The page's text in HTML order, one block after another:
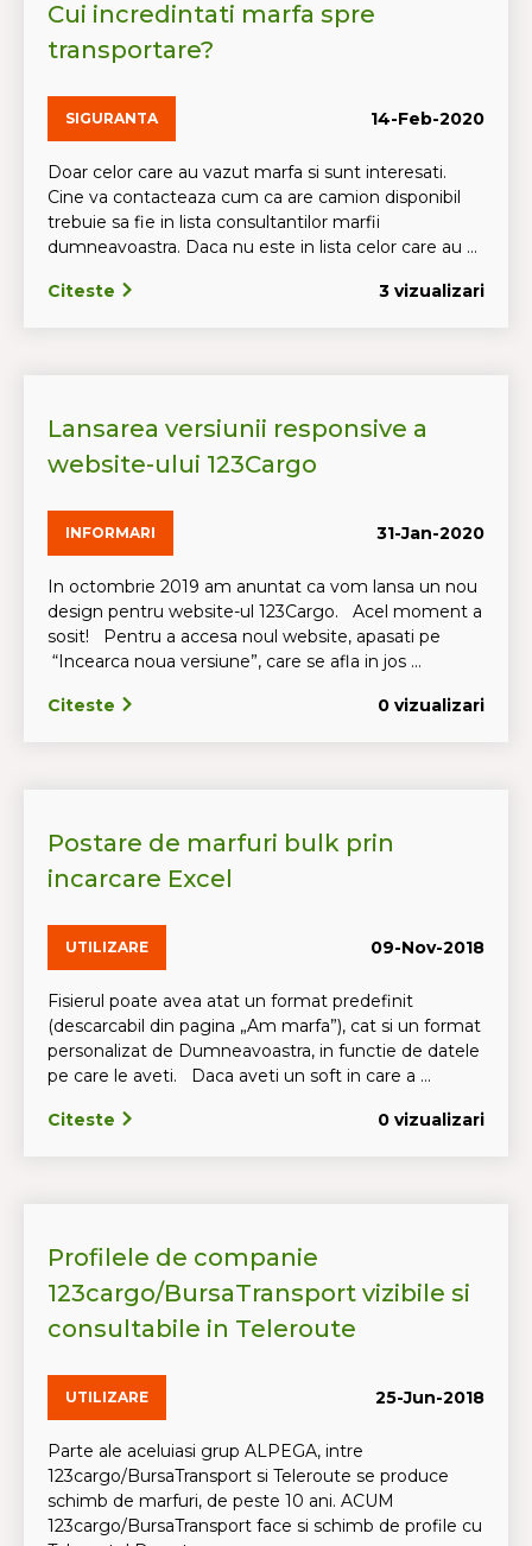
Cui incredintati marfa spre
transportare?
SIGURANTA 14-Feb-2020
Doar celor care au vazut marfa si sunt interesati.
Cine va contacteaza cum ca are camion disponibil
trebuie sa fie in lista consultantilor marfii
dumneavoastra. Daca nu este in lista celor care au ...
Citeste 3 vizualizari
Lansarea versiunii responsive a
website-ului 123Cargo
INFORMARI 31-Jan-2020
In octombrie 2019 am anuntat ca vom lansa un nou
design pentru website-ul 123Cargo. Acel moment a
sosit! Pentru a accesa noul website, apasati pe
“Incearca noua versiune”, care se afla in jos ...
Citeste 0 vizualizari
Postare de marfuri bulk prin
incarcare Excel
UTILIZARE 09-Nov-2018
Fisierul poate avea atat un format predefinit
(descarcabil din pagina „Am marfa”), cat si un format
personalizat de Dumneavoastra, in functie de datele
pe care le aveti. Daca aveti un soft in care a ...
Citeste 0 vizualizari
Profilele de companie
123cargo/BursaTransport vizibile si
consultabile in Teleroute
UTILIZARE 25-Jun-2018
Parte ale aceluiasi grup ALPEGA, intre
123cargo/BursaTransport si Teleroute se produce
schimb de marfuri, de peste 10 ani. ACUM
123cargo/BursaTransport face si schimb de profile cu